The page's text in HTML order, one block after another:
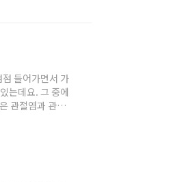
들어가면서 가
는데요. 그 중에
관절염과 관절
니다. ② 관절보